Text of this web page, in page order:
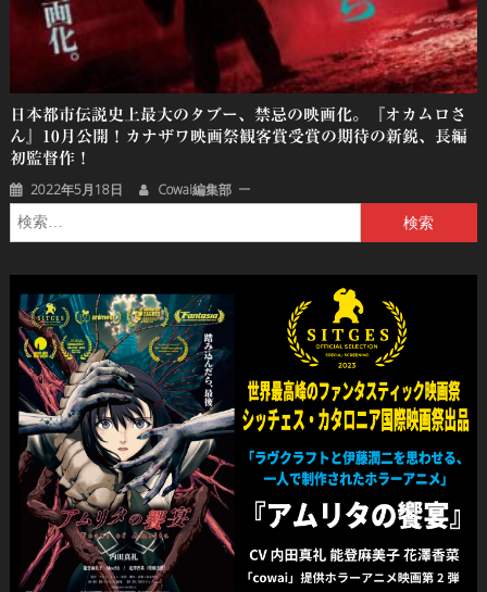
日本都市伝説史上最大のタブー、禁忌の映画化。『オカムロさ
ん』10月公開！カナザワ映画祭観客賞受賞の期待の新鋭、長編
初監督作！
2022年5月18日 Cowai編集部
索: